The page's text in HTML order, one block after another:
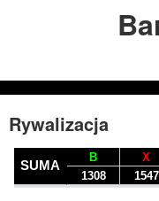
Rywalizacja